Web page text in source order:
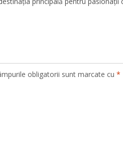
obligatorii sunt marcate cu *